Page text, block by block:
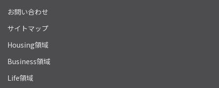
お問い合わせ
サイトマップ
Housing領域
Business領域
Life領域